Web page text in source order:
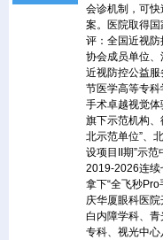
会诊机制，可
案。医院取得
评：全国近视
协会成员单位
近视防控公益服
节医学高等专
手术卓越视觉体
旗下示范机构、
北示范单位”、
设项目II期”示范
2019-2026连续
拿下“全飞秒Pro
庆华厦眼科医院
白内障学科、
专科、视光中